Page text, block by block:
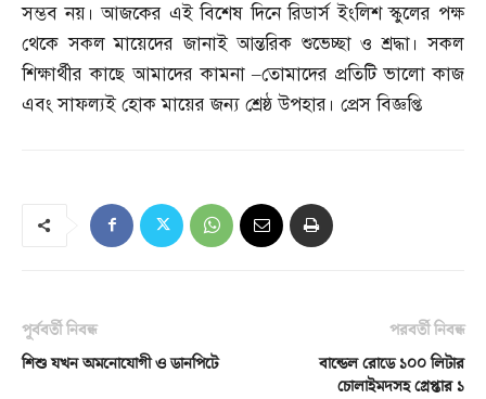
সম্ভব নয়। আজকের এই বিশেষ দিনে রিডার্স ইংলিশ স্কুলের পক্ষ
থেকে সকল মায়েদের জানাই আন্তরিক শুভেচ্ছা ও শ্রদ্ধা। সকল
শিক্ষার্থীর কাছে আমাদের কামনা–তোমাদের প্রতিটি ভালো কাজ
এবং সাফল্যই হোক মায়ের জন্য শ্রেষ্ঠ উপহার। প্রেস বিজ্ঞপ্তি
পূর্ববর্তী নিবন্ধ
শিশু যখন অমনোযোগী ও ডানপিটে
পরবর্তী নিবন্ধ
বান্ডেল রোডে ১০০ লিটার
চোলাইমদসহ গ্রেপ্তার ১